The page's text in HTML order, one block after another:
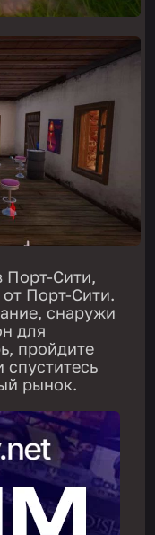
Порт-Сити,
Порт-Сити.
снаружи
для
пройдите
рынок.